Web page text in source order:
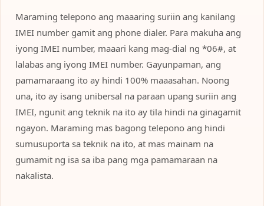
Maraming telepono ang maaaring suriin ang kanilang
IMEI number gamit ang phone dialer. Para makuha ang
iyong IMEI number, maaari kang mag-dial ng *06#, at
lalabas ang iyong IMEI number. Gayunpaman, ang
pamamaraang ito ay hindi 100% maaasahan. Noong
una, ito ay isang unibersal na paraan upang suriin ang
IMEI, ngunit ang teknik na ito ay tila hindi na ginagamit
ngayon. Maraming mas bagong telepono ang hindi
sumusuporta sa teknik na ito, at mas mainam na
gumamit ng isa sa iba pang mga pamamaraan na
nakalista.